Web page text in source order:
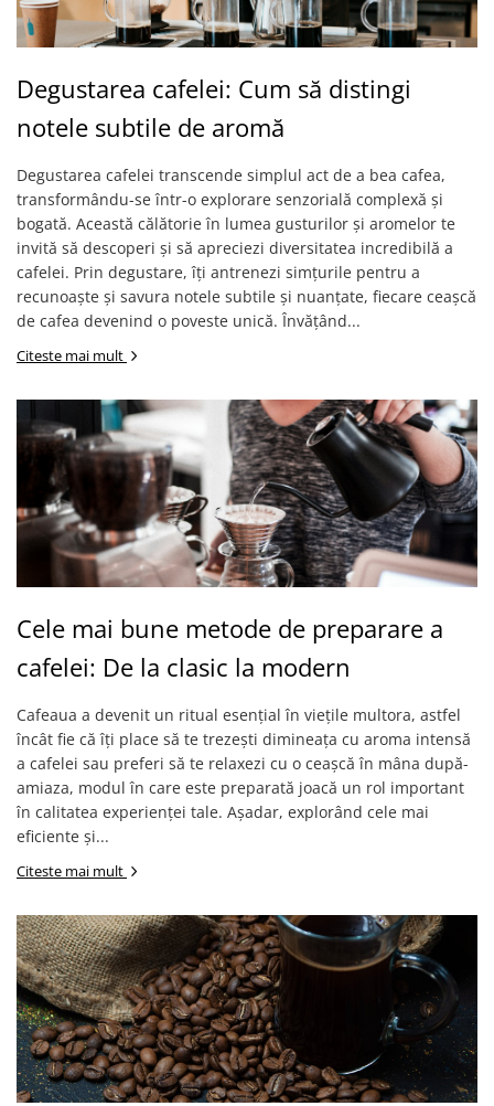
Degustarea cafelei: Cum să distingi
notele subtile de aromă
Degustarea cafelei transcende simplul act de a bea cafea,
transformându-se într-o explorare senzorială complexă și
bogată. Această călătorie în lumea gusturilor și aromelor te
invită să descoperi și să apreciezi diversitatea incredibilă a
cafelei. Prin degustare, îți antrenezi simțurile pentru a
recunoaște și savura notele subtile și nuanțate, fiecare ceașcă
de cafea devenind o poveste unică. Învățând...
Citeste mai mult
Cele mai bune metode de preparare a
cafelei: De la clasic la modern
Cafeaua a devenit un ritual esențial în viețile multora, astfel
încât fie că îți place să te trezești dimineața cu aroma intensă
a cafelei sau preferi să te relaxezi cu o ceașcă în mâna după-
amiaza, modul în care este preparată joacă un rol important
în calitatea experienței tale. Așadar, explorând cele mai
eficiente și...
Citeste mai mult